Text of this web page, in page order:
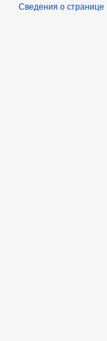
Сведения о странице